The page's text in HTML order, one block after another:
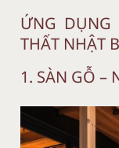
ỨNG
THẤT NHẬT
1. SÀN GỖ –